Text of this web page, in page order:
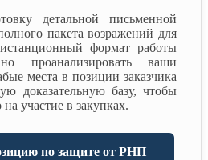
детальной письменной
пакета возражений для
формат работы
проанализировать ваши
места в позиции заказчика
доказательную базу, чтобы
участие в закупках.
по защите от РНП